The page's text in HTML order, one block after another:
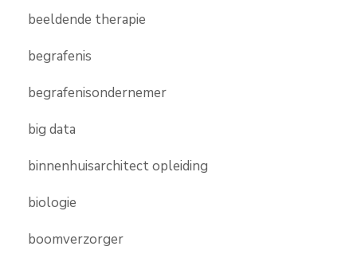
beeldende therapie
begrafenis
begrafenisondernemer
big data
binnenhuisarchitect opleiding
biologie
boomverzorger